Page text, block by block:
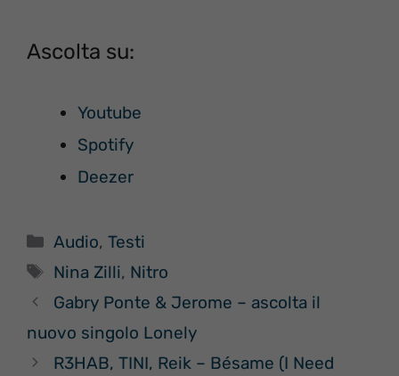
Ascolta su:
Youtube
Spotify
Deezer
Categorie
Audio,Testi
Tag
Nina Zilli, Nitro
Gabry Ponte & Jerome – ascolta il
nuovo singolo Lonely
R3HAB, TINI, Reik – Bésame (I Need